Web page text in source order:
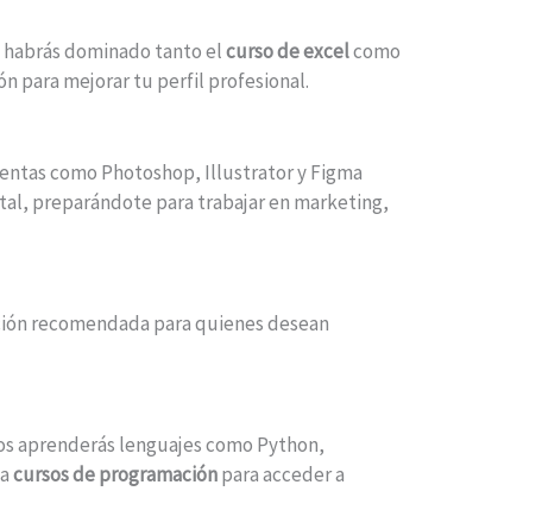
dominado tanto elcurso de excelcomo
para mejorar tu perfil profesional.
como Photoshop, Illustrator y Figma
preparándote para trabajar en marketing,
recomendada para quienes desean
aprenderás lenguajes como Python,
cursos de programaciónpara acceder a